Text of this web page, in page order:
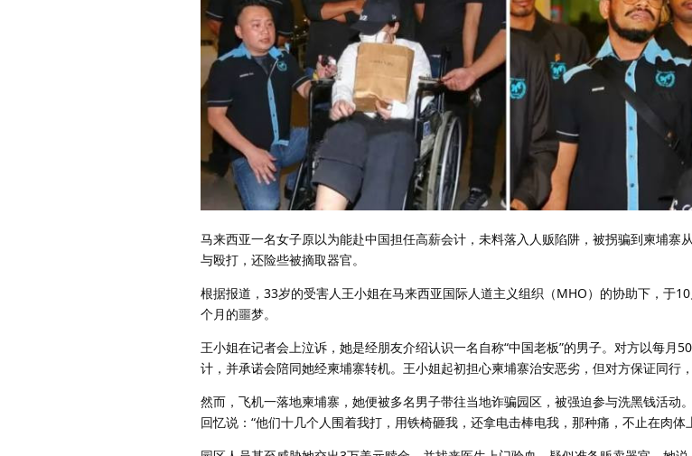
马来西亚一名女子原以为能赴中国担任高薪会计，未料落入人贩陷阱，被拐骗到柬埔寨
与殴打，还险些被摘取器官。
根据报道，33岁的受害人王小姐在马来西亚国际人道主义组织（MHO）的协助下，于
个月的噩梦。
王小姐在记者会上泣诉，她是经朋友介绍认识一名自称“中国老板”的男子。对方以每月
计，并承诺会陪同她经柬埔寨转机。王小姐起初担心柬埔寨治安恶劣，但对方保证同行，
然而，飞机一落地柬埔寨，她便被多名男子带往当地诈骗园区，被强迫参与洗黑钱活动
回忆说：“他们十几个人围着我打，用铁椅砸我，还拿电击棒电我，那种痛，不止在肉体